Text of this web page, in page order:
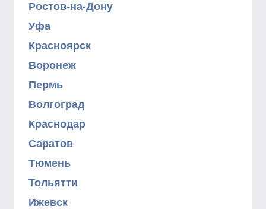
Ростов-на-Дону
Уфа
Красноярск
Воронеж
Пермь
Волгоград
Краснодар
Саратов
Тюмень
Тольятти
Ижевск